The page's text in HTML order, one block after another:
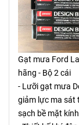
Gạt mưa Ford
hãng - Bộ 2 cái
- Lưỡi gạt mưa
giảm lực ma sát
sạch bề mặt kính